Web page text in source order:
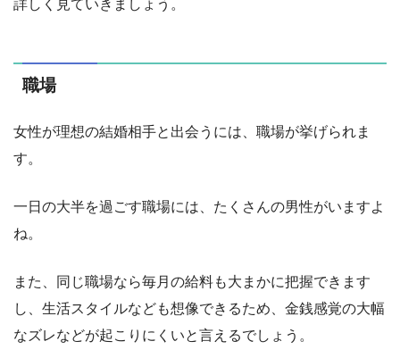
詳しく見ていきましょう。
職場
女性が理想の結婚相手と出会うには、職場が挙げられま
す。
一日の大半を過ごす職場には、たくさんの男性がいますよ
ね。
また、同じ職場なら毎月の給料も大まかに把握できます
し、生活スタイルなども想像できるため、金銭感覚の大幅
なズレなどが起こりにくいと言えるでしょう。